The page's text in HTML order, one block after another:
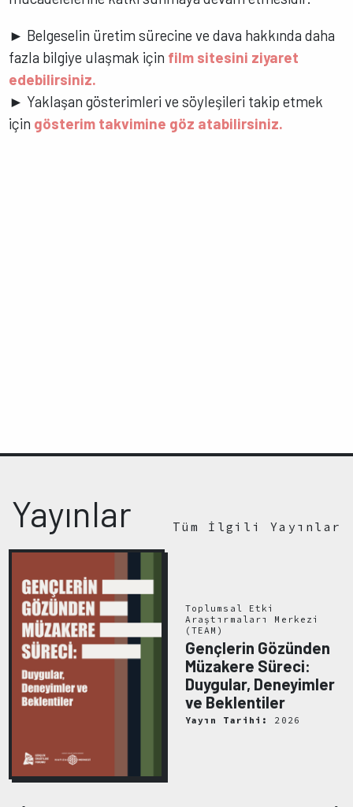
► Belgeselin üretim sürecine ve dava hakkında daha
fazla bilgiye ulaşmak için film sitesini ziyaret
edebilirsiniz.
► Yaklaşan gösterimleri ve söyleşileri takip etmek
için gösterim takvimine göz atabilirsiniz.
Yayınlar Tüm İlgili Yayınlar
Toplumsal Etki
Araştırmaları Merkezi
(TEAM)
Gençlerin Gözünden
Müzakere Süreci:
Duygular, Deneyimler
ve Beklentiler
Yayın Tarihi: 2026